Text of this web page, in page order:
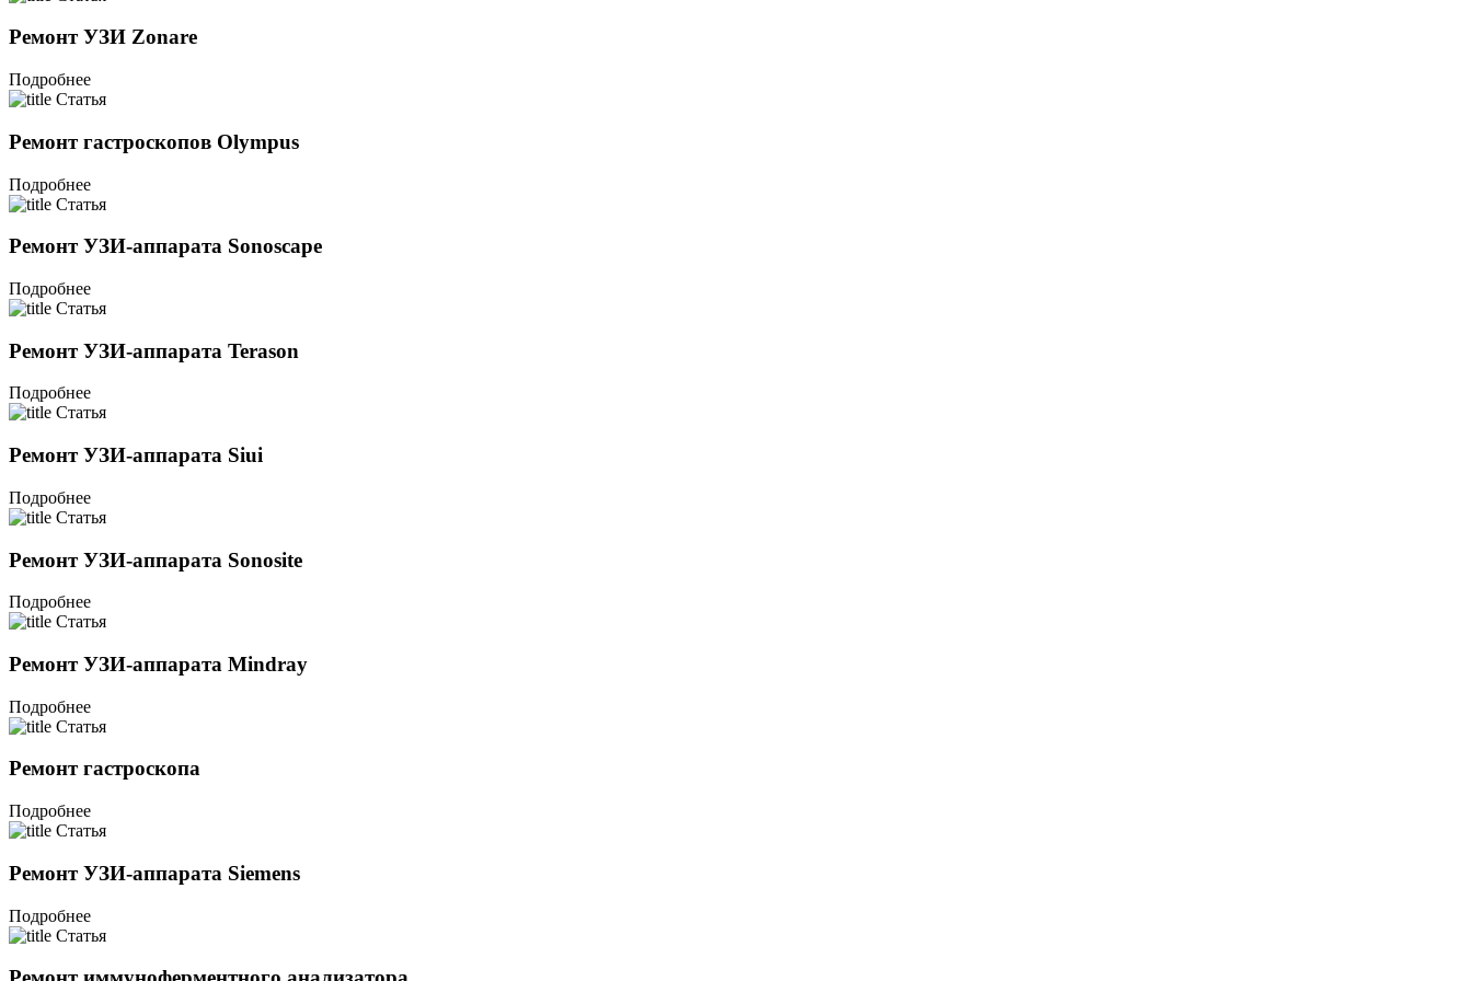
Ремонт УЗИ Zonare
Подробнее
Статья
Ремонт гастроскопов Olympus
Подробнее
Статья
Ремонт УЗИ-аппарата Sonoscape
Подробнее
Статья
Ремонт УЗИ-аппарата Terason
Подробнее
Статья
Ремонт УЗИ-аппарата Siui
Подробнее
Статья
Ремонт УЗИ-аппарата Sonosite
Подробнее
Статья
Ремонт УЗИ-аппарата Mindray
Подробнее
Статья
Ремонт гастроскопа
Подробнее
Статья
Ремонт УЗИ-аппарата Siemens
Подробнее
Статья